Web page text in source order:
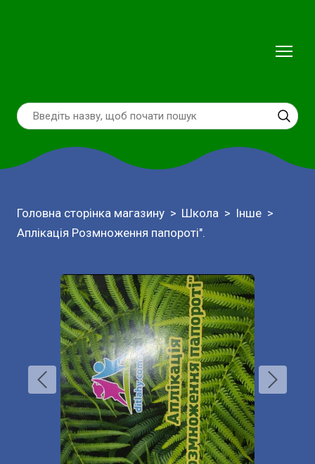
Головна сторінка магазину Школа
Інше
Аплікація Розмноження папороті".